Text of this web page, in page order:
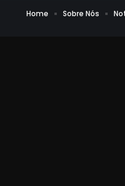
Home Sobre Nós